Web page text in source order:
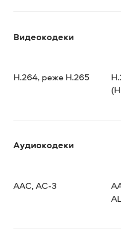
Видеокодеки
H.264, реже H.265
Аудиокодеки
AAC, AC-3